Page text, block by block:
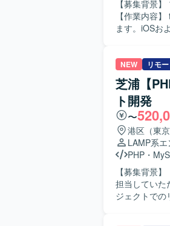
【募集背景
【作業内容
ます。iOSお
推進していただきます。 【求める人物像】 複雑性
組み、関係者と連
ダクト拡大フ
がら開発効率化に携われます。 【開
Cloud Build
GitHub
NEW リモ
芝浦【
ト開発
〜
港区（東京
LAMP系
PHP ・
【募集背景】 【作業内容】 レガシーシステムのバージョンアップ対応を、設計からテストまで
担当していただきます。 【求める人物像】 Zend
ジェクトでのリーダー